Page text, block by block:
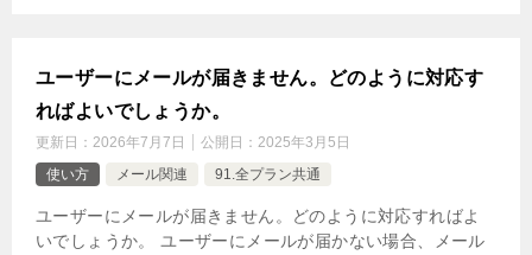
ユーザーにメールが届きません。どのように対応す
ればよいでしょうか。
更新日： 2026年7月7日 公開日： 2025年3月5日
使い方
メール関連 91.全プラン共通
ユーザーにメールが届きません。どのように対応すればよ
いでしょうか。 ユーザーにメールが届かない場合、メール